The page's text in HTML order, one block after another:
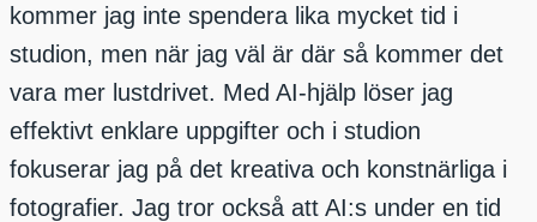
kommer jag inte spendera lika mycket tid i
studion, men när jag väl är där så kommer det
vara mer lustdrivet. Med AI-hjälp löser jag
effektivt enklare uppgifter och i studion
fokuserar jag på det kreativa och konstnärliga i
fotografier. Jag tror också att AI:s under en tid